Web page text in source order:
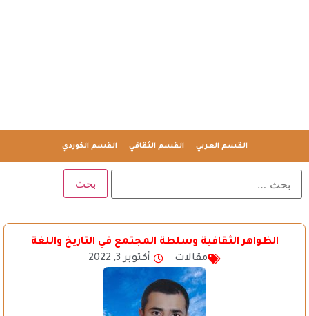
القسم العربي القسم الثقافي القسم الكوردي
الظواهر الثقافية وسلطة المجتمع في التاريخ واللغة
مقالات
أكتوبر 3, 2022